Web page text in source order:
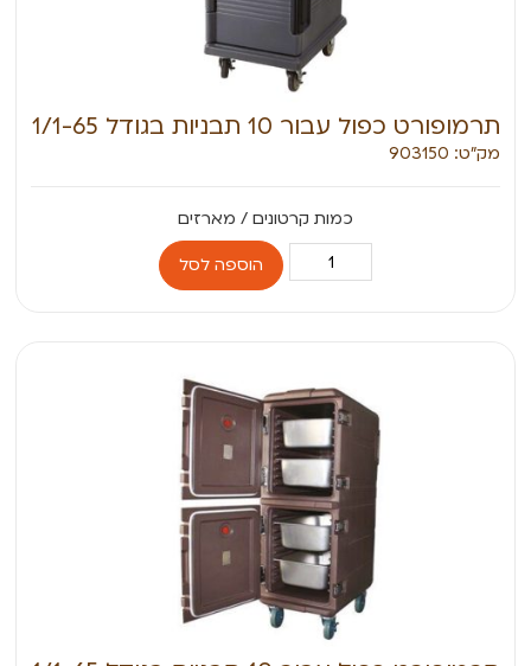
תרמופורט כפול עבור 10 תבניות בגודל 1/1-65
מק״ט: 903150
הוספה לסל